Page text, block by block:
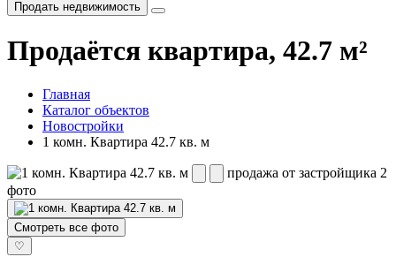
Продать недвижимость
Продаётся квартира, 42.7 м²
Главная
Каталог объектов
Новостройки
1 комн. Квартира 42.7 кв. м
продажа от застройщика 2
фото
Смотреть все фото
♡